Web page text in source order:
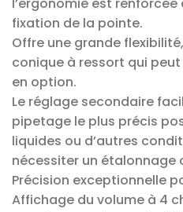
l’ergonomie est
fixation de la pointe.
Offre une grande
conique à ressort qui
en option.
Le réglage secondaire
pipetage le plus précis
liquides ou d’autres
nécessiter un étalonnage
Précision exceptionnelle
Affichage du volume à 4